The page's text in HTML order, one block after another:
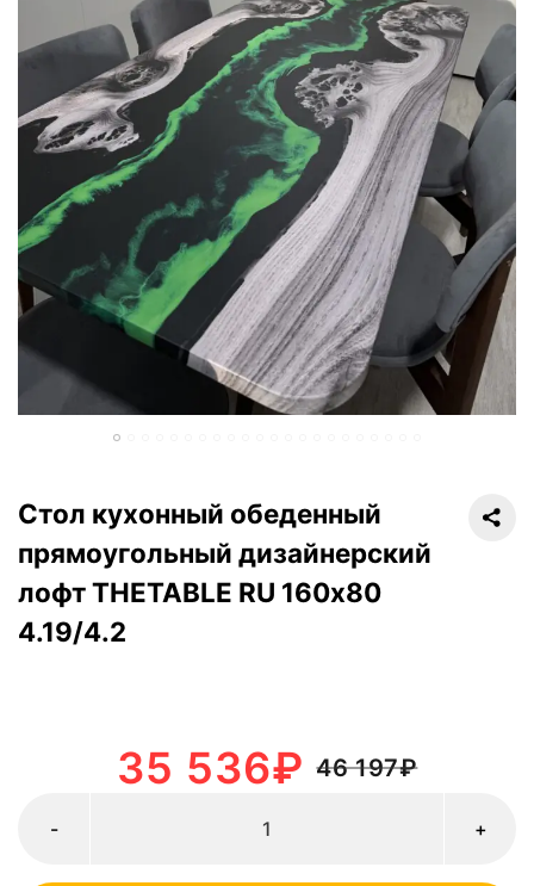
Стол кухонный обеденный
прямоугольный дизайнерский
лофт THETABLE RU 160х80
4.19/4.2
46 197₽
35 536₽
+
-